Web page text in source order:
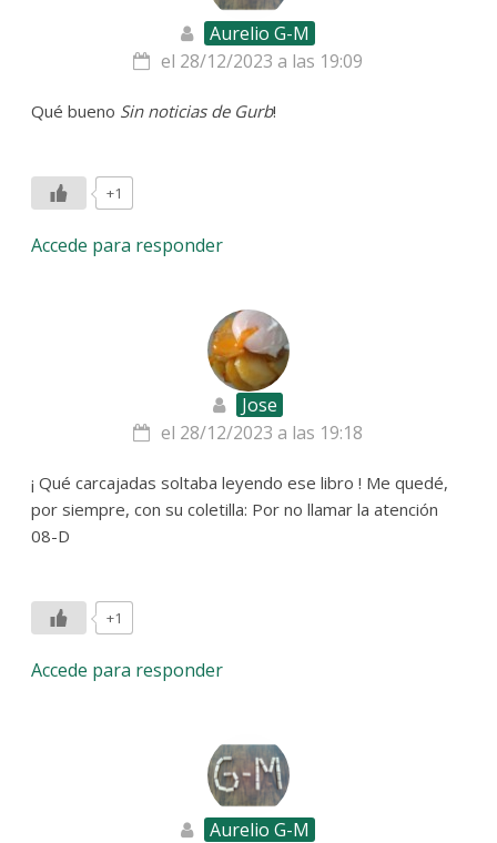
Aurelio G-M
el 28/12/2023 a las 19:09
Qué bueno Sin noticias de Gurb!
+1
Accede para responder
Jose
el 28/12/2023 a las 19:18
¡ Qué carcajadas soltaba leyendo ese libro ! Me quedé,
por siempre, con su coletilla: Por no llamar la atención
08-D
+1
Accede para responder
Aurelio G-M